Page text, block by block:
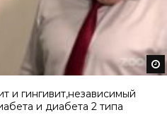
и гингивит,независимый
и диабета 2 типа